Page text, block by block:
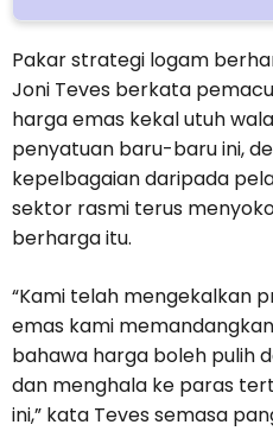
Pakar strategi logam
Joni Teves berkata
harga emas kekal utuh
penyatuan baru-baru ini,
kepelbagaian daripada
sektor rasmi terus
berharga itu.
“Kami telah mengekalkan
emas kami
bahawa harga boleh pulih
dan menghala ke paras
ini,” kata Teves semasa